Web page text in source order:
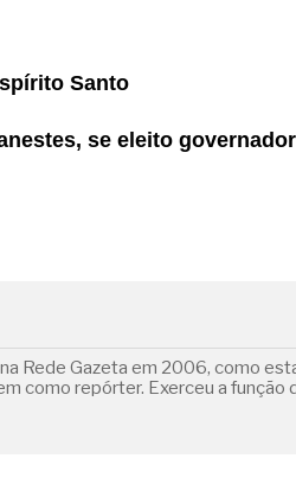
Santo
se eleito governador
Rede Gazeta em 2006, como
como repórter. Exerceu a